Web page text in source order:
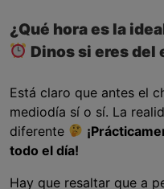
¿Qué hora es la
Dinos si eres del
Está claro que antes el
mediodía sí o sí. La
diferente
todo el día!
Hay que resaltar que a